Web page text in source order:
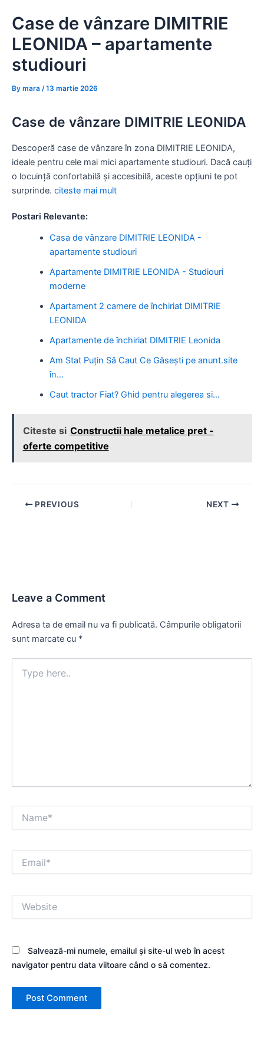
content
Case de vânzare DIMITRIE
LEONIDA – apartamente
studiouri
By mara /13 martie 2026
Case de vânzare DIMITRIE LEONIDA
Descoperă case de vânzare în zona DIMITRIE LEONIDA,
ideale pentru cele mai mici apartamente studiouri. Dacă cauți
o locuință confortabilă și accesibilă, aceste opțiuni te pot
surprinde. citeste mai mult
Postari Relevante:
Casa de vânzare DIMITRIE LEONIDA -
apartamente studiouri
Apartamente DIMITRIE LEONIDA - Studiouri
moderne
Apartament 2 camere de închiriat DIMITRIE
LEONIDA
Apartamente de închiriat DIMITRIE Leonida
Am Stat Puțin Să Caut Ce Găsești pe anunt.site
în…
Caut tractor Fiat? Ghid pentru alegerea si…
Citeste si Constructii hale metalice pret -
oferte competitive
Post PREVIOUS NEXT
Leave a Comment
Adresa ta de email nu va fi publicată. Câmpurile obligatorii
sunt marcate cu *
here..
Salvează-mi numele, emailul și site-ul web în acest
navigator pentru data viitoare când o să comentez.